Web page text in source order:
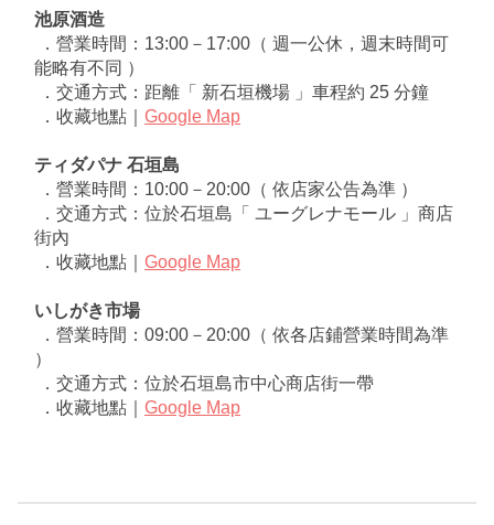
池原酒造
能略有不同 ）
．交通方式：距離「 新石垣機場 」車程約 25 分鐘
．收藏地點｜ Google Map
ティダパナ 石垣島
．營業時間：10:00－20:00（ 依店家公告為準 ）
街內
．收藏地點｜ Google Map
いしがき市場
）
．交通方式：位於石垣島市中心商店街一帶
．收藏地點｜ Google Map